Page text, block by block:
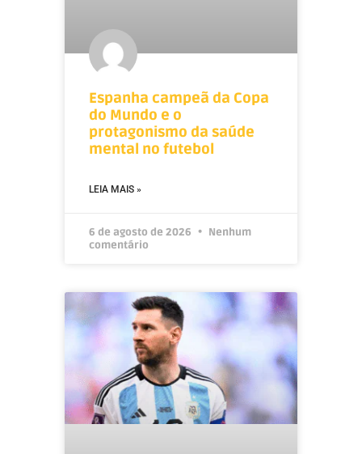
Espanha campeã da Copa
do Mundo e o
protagonismo da saúde
mental no futebol
LEIA MAIS »
6 de agosto de 2026
Nenhum
comentário